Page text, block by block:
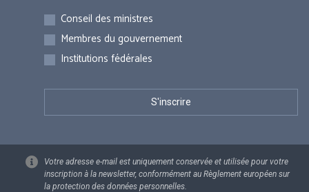
Inscriptions
Conseil des ministres
Membres du gouvernement
Institutions fédérales
Votre adresse e-mail est uniquement conservée et utilisée pour votre
inscription à la newsletter, conformément au Règlement européen sur
la protection des données personnelles.